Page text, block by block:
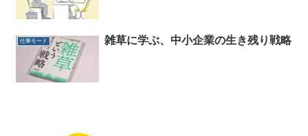
仕事モード 雑草に学ぶ、中小企業の生き残り戦略